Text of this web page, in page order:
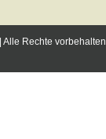
Rechte vorbehalten